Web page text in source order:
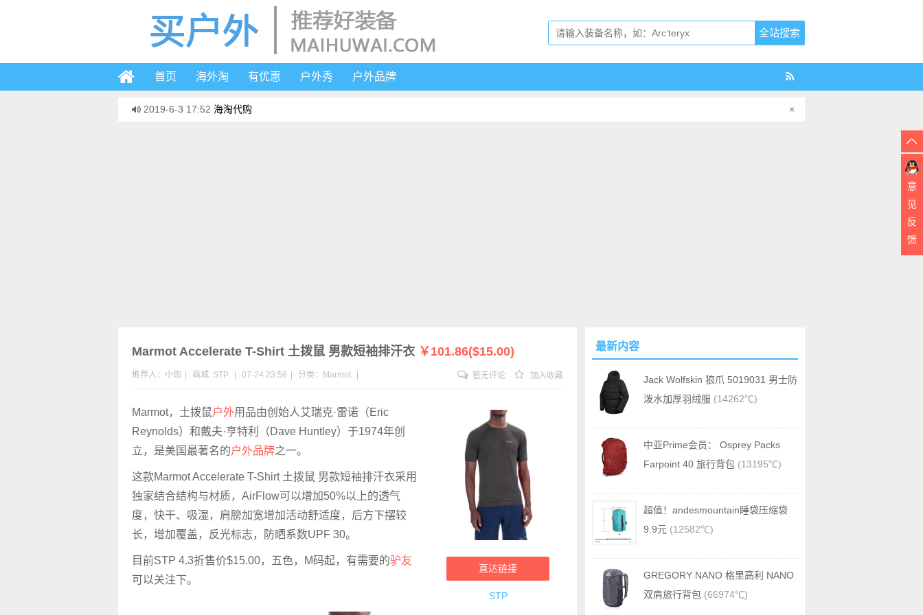
首页 海外淘 有优惠 户外秀 户外品牌
2019-6-3 17:52 海淘代购 ×
Marmot Accelerate T-Shirt 土拨鼠 男款短袖排汗衣 ￥101.86($15.00)
推荐人：小炮 商城: STP 07-24 23:58 分类： Marmot 暂无评论 加入收藏
直达链接
STP
Marmot，土拨鼠 户外用品由创始人艾瑞克·雷诺（Eric
Reynolds） 和戴夫·亨特利（Dave Huntley）于1974年创
立，是美国最著名的户外品牌之一。
这款Marmot Accelerate T-Shirt 土拨鼠 男款短袖排汗衣采用
独家结合结构与材质，AirFlow可以增加50%以上的透气
度，快干、吸湿，肩膀加宽增加活动舒适度，后方下摆较
长，增加覆盖，反光标志，防晒系数UPF 30。
目前STP 4.3折售价$15.00，五色，M码起，有需要的驴友
可以关注下。
最新内容
Jack Wolfskin 狼爪 5019031 男士防
泼水加厚羽绒服 (14262℃)
中亚Prime会员： Osprey Packs
Farpoint 40 旅行背包 (13195℃)
超值！andesmountain睡袋压缩袋
9.9元 (12582℃)
GREGORY NANO 格里高利 NANO
双肩旅行背包 (66974℃)
意
见
反
馈